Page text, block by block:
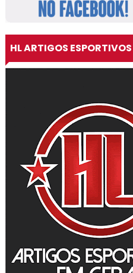
HL ARTIGOS ESPORTIVOS